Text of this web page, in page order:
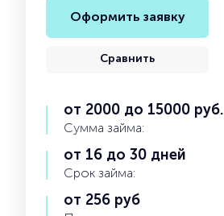
Оформить заявку
Сравнить
от 2000 до 15000 руб.
Сумма займа:
от 16 до 30 дней
Срок займа:
от 256 руб